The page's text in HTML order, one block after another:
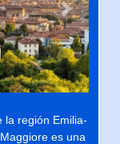
Next
la región Emilia-
es una